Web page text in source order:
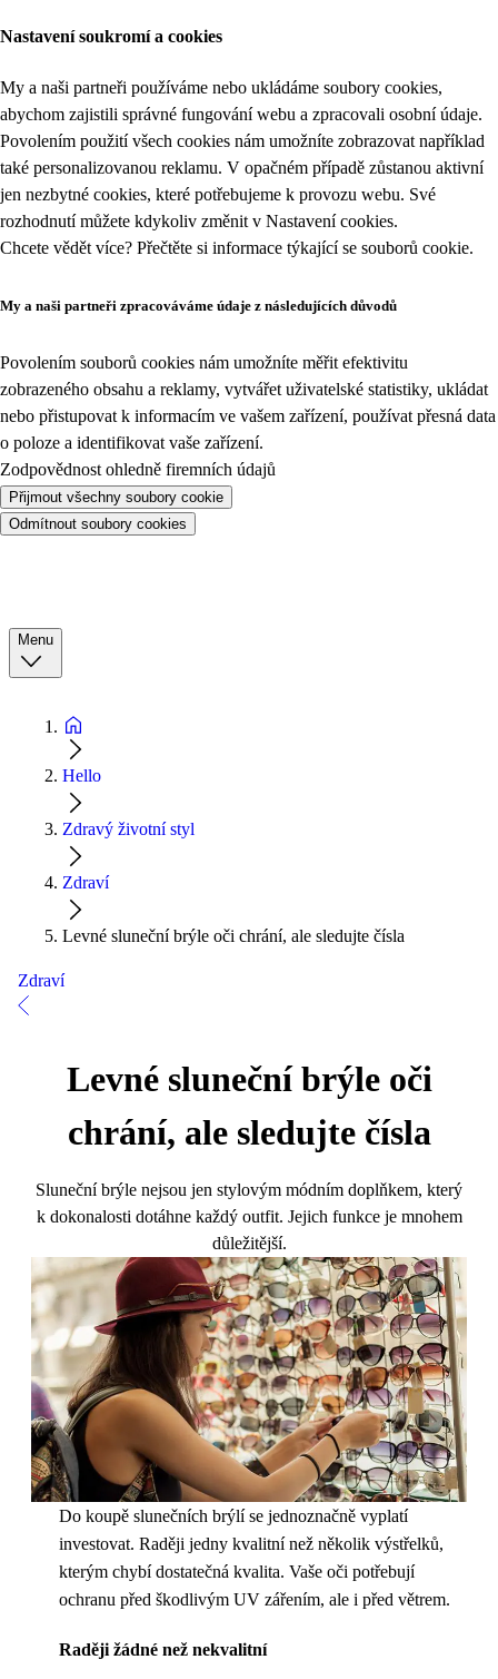
Nastavení soukromí a cookies
My a naši partneři používáme nebo ukládáme soubory cookies,
abychom zajistili správné fungování webu a zpracovali osobní údaje.
Povolením použití všech cookies nám umožníte zobrazovat například
také personalizovanou reklamu. V opačném případě zůstanou aktivní
jen nezbytné cookies, které potřebujeme k provozu webu. Své
rozhodnutí můžete kdykoliv změnit v Nastavení cookies.
Chcete vědět více? Přečtěte si informace týkající se souborů cookie.
My a naši partneři zpracováváme údaje z následujících důvodů
Povolením souborů cookies nám umožníte měřit efektivitu
zobrazeného obsahu a reklamy, vytvářet uživatelské statistiky, ukládat
nebo přistupovat k informacím ve vašem zařízení, používat přesná data
o poloze a identifikovat vaše zařízení.
Zodpovědnost ohledně firemních údajů
Přijmout všechny soubory cookie
Odmítnout soubory cookies
Menu
Hello
Zdravý životní styl
Zdraví
Levné sluneční brýle oči chrání, ale sledujte čísla
Zdraví
Levné sluneční brýle oči
chrání, ale sledujte čísla
Sluneční brýle nejsou jen stylovým módním doplňkem, který
k dokonalosti dotáhne každý outfit. Jejich funkce je mnohem
důležitější.
Do koupě slunečních brýlí se jednoznačně vyplatí
investovat. Raději jedny kvalitní než několik výstřelků,
kterým chybí dostatečná kvalita. Vaše oči potřebují
ochranu před škodlivým UV zářením, ale i před větrem.
Raději žádné než nekvalitní